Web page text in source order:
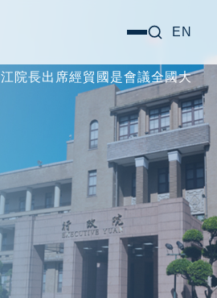
選
EN
江院長出席經貿國是會議全國大